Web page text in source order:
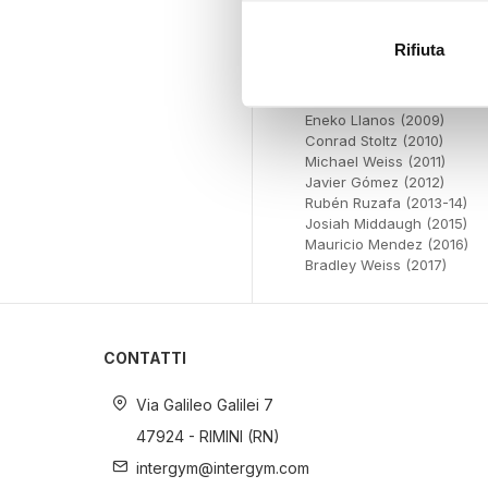
Identificare il tuo
Approfondisci come
modificare o ritirare il tuo
Utilizziamo i cookie per
nostro traffico.
di analisi dei dati web,
che hanno raccolto dal suo
Rifiuta
Hamish Carter (2006)
Eneko Llanos (2009)
Conrad Stoltz (2010)
Michael Weiss (2011)
Javier Gómez (2012)
Rubén Ruzafa (2013-14)
Josiah Middaugh (2015)
Mauricio Mendez (2016)
Bradley Weiss (2017)
CONTATTI
Via Galileo Galilei 7
47924 - RIMINI (RN)
intergym@intergym.com